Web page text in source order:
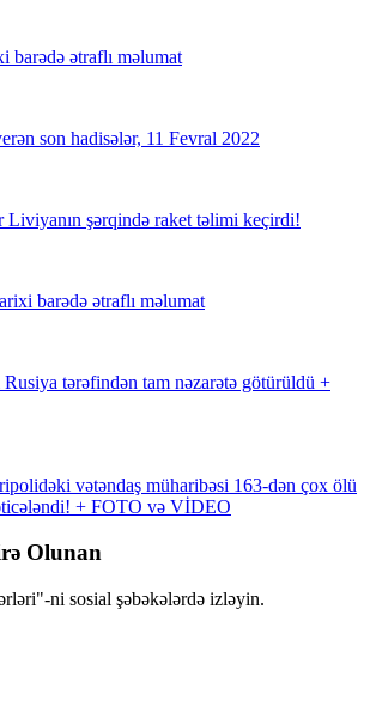
barədə ətraflı məlumat
son hadisələr, 11 Fevral 2022
Liviyanın şərqində raket təlimi keçirdi!
barədə ətraflı məlumat
tərəfindən tam nəzarətə götürüldü +
vətəndaş müharibəsi 163-dən çox ölü
+ FOTO və VİDEO
Olunan
ni sosial şəbəkələrdə izləyin.